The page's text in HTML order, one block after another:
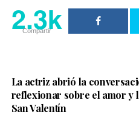
2.3k
Por ahora, no existe un
2.3k
Compartir
La actriz abrió la
reflexionar sobre el amor y
San Valentín